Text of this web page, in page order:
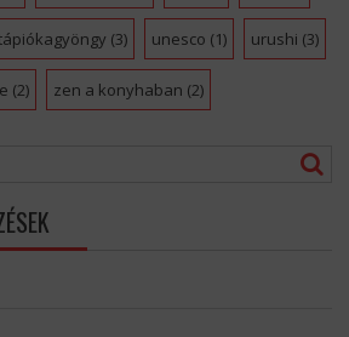
(3) unesco (1) urushi (3)
(2) zen a konyhaban (2)